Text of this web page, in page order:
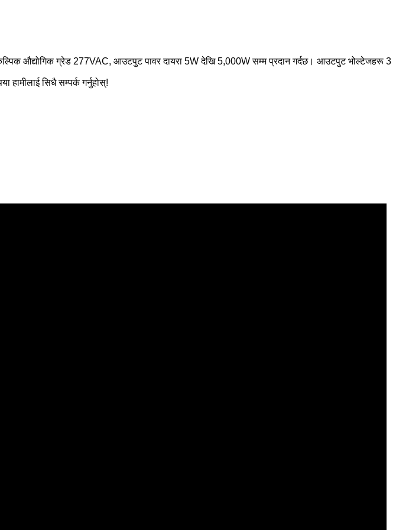
औद्योगिक ग्रेड 277VAC, आउटपुट पावर दायरा 5W देखि 5,000W सम्म प्रदान गर्दछ। आउटपुट भोल्टेजहरू 3
हामीलाई सिधै सम्पर्क गर्नुहोस्!